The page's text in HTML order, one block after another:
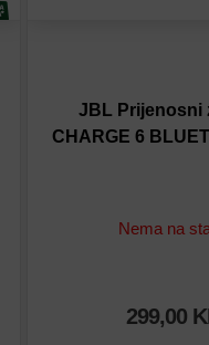
JBL Prijenosni
CHARGE 6
Nema na
299,00